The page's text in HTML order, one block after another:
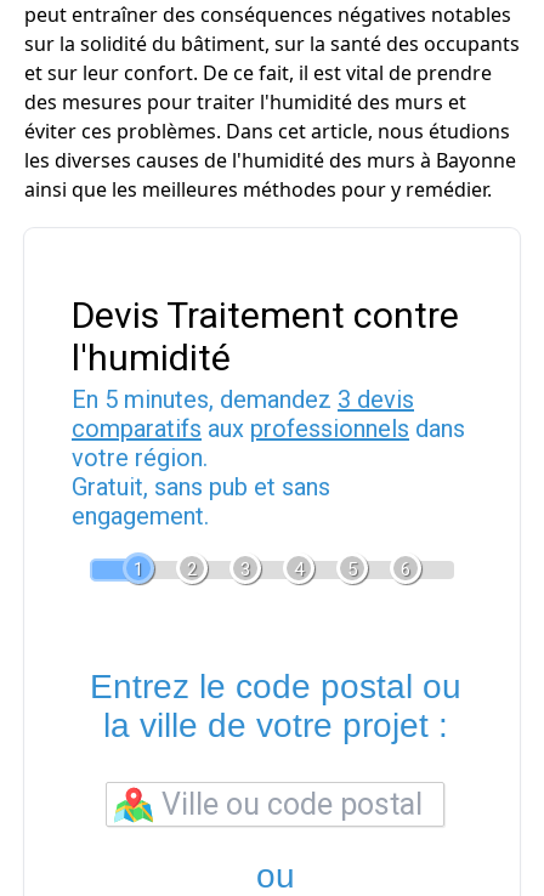
peut entraîner des conséquences négatives notables
sur la solidité du bâtiment, sur la santé des occupants
et sur leur confort. De ce fait, il est vital de prendre
des mesures pour traiter l'humidité des murs et
éviter ces problèmes. Dans cet article, nous étudions
les diverses causes de l'humidité des murs à Bayonne
ainsi que les meilleures méthodes pour y remédier.
Devis Traitement contre
l'humidité
En 5 minutes, demandez 3 devis
comparatifs aux professionnels dans
votre région.
Gratuit, sans pub et sans
engagement.
1 2 3 4 5 6
Entrez le code postal ou
la ville de votre projet :
ou